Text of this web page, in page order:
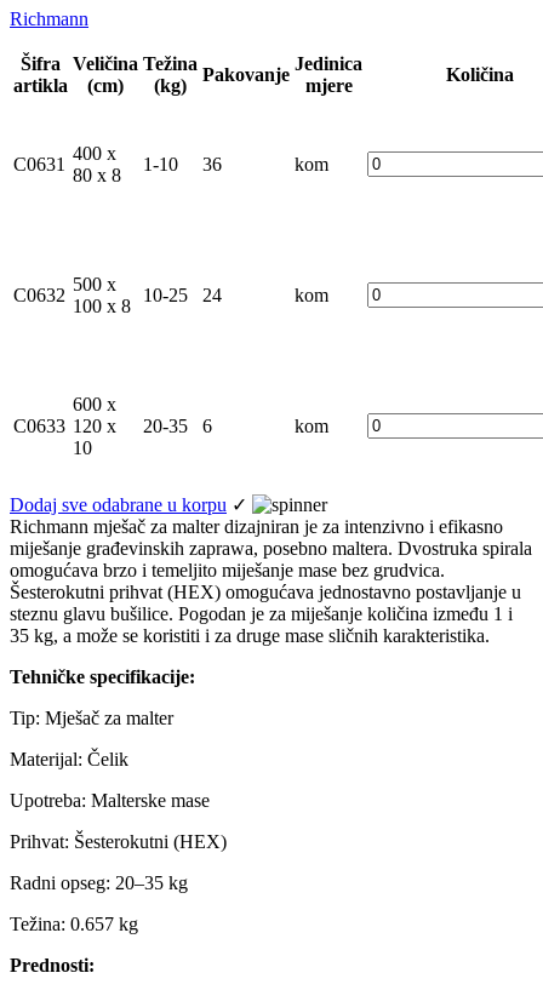
Richmann
Šifra
artikla
Veličina
(cm)
Težina
(kg)
Pakovanje
Jedinica
mjere
Količina
C0631
400 x
80 x 8
1-10 36 kom
C0632
500 x
100 x 8
10-25 24 kom
C0633
600 x
120 x
10
20-35 6 kom
Dodaj sve odabrane u korpu ✓
Richmann mješač za malter dizajniran je za intenzivno i efikasno
miješanje građevinskih zaprawa, posebno maltera. Dvostruka spirala
omogućava brzo i temeljito miješanje mase bez grudvica.
Šesterokutni prihvat (HEX) omogućava jednostavno postavljanje u
steznu glavu bušilice. Pogodan je za miješanje količina između 1 i
35 kg, a može se koristiti i za druge mase sličnih karakteristika.
Tehničke specifikacije:
Tip: Mješač za malter
Materijal: Čelik
Upotreba: Malterske mase
Prihvat: Šesterokutni (HEX)
Radni opseg: 20–35 kg
Težina: 0.657 kg
Prednosti: